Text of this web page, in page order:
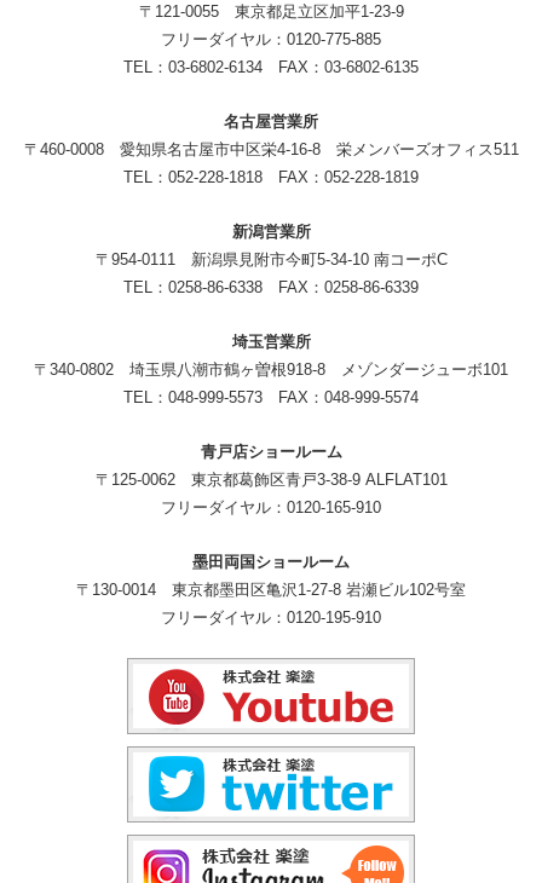
〒121-0055 東京都足立区加平1-23-9
フリーダイヤル：0120-775-885
TEL：03-6802-6134 FAX：03-6802-6135
名古屋営業所
〒460-0008 愛知県名古屋市中区栄4-16-8 栄メンバーズオフィス511
TEL：052-228-1818 FAX：052-228-1819
新潟営業所
〒954-0111 新潟県見附市今町5-34-10 南コーポC
TEL：0258-86-6338 FAX：0258-86-6339
埼玉営業所
〒340-0802 埼玉県八潮市鶴ヶ曽根918-8 メゾンダージューボ101
TEL：048-999-5573 FAX：048-999-5574
青戸店ショールーム
〒125-0062 東京都葛飾区青戸3-38-9 ALFLAT101
フリーダイヤル：0120-165-910
墨田両国ショールーム
〒130-0014 東京都墨田区亀沢1-27-8 岩瀬ビル102号室
フリーダイヤル：0120-195-910